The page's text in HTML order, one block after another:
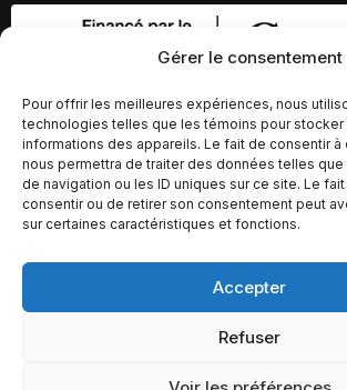
Gérer le consentement
Pour offrir les meilleures expériences, nous
technologies telles que les témoins pour stocker
informations des appareils. Le fait de consentir
nous permettra de traiter des données telles
de navigation ou les ID uniques sur ce site. Le
consentir ou de retirer son consentement peut
sur certaines caractéristiques et fonctions.
Accepter
Refuser
© Copyright 2026 – Altomédia Inc |
Ce site internet a été conçu et développé